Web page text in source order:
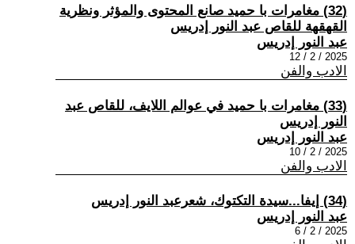
(32) مغامرات با حميد صانع المحتوى والمؤثر ونظرية
القهقهة للقاص عبد النور إدريس
عبد النور إدريس
2025 / 2 / 12
الادب والفن
(33) مغامرات با حميد في عوالم اللايف، للقاص عبد
النور إدريس
عبد النور إدريس
2025 / 2 / 10
الادب والفن
(34) إيفا...سيدة التكتوك، شعرعبد النور إدريس
عبد النور إدريس
2025 / 2 / 6